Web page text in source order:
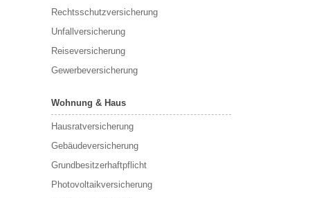
Rechtsschutzversicherung
Unfallversicherung
Reiseversicherung
Gewerbeversicherung
Wohnung & Haus
Hausratversicherung
Gebäudeversicherung
Grundbesitzerhaftpflicht
Photovoltaikversicherung